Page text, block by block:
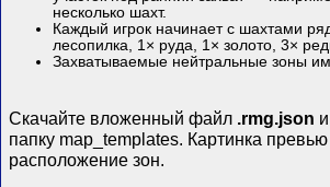
несколько шахт.
Каждый игрок начинает с шахтами
лесопилка, 1× руда, 1× золото, 3×
Захватываемые нейтральные зоны
Скачайте вложенный файл .rmg.json
папку map_templates. Картинка
расположение зон.